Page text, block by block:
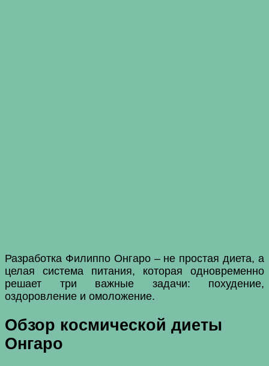
Разработка Филиппо Онгаро – не простая диета, а
целая система питания, которая одновременно
решает три важные задачи: похудение,
оздоровление и омоложение.
Обзор космической диеты
Онгаро